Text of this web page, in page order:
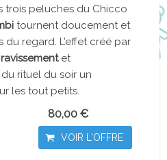
trois peluches du Chicco
tournent doucement et
regard. L’effet créé par
ravissementet
rituel du soir un
les tout petits.
80,00 €
VOIR L'OFFRE